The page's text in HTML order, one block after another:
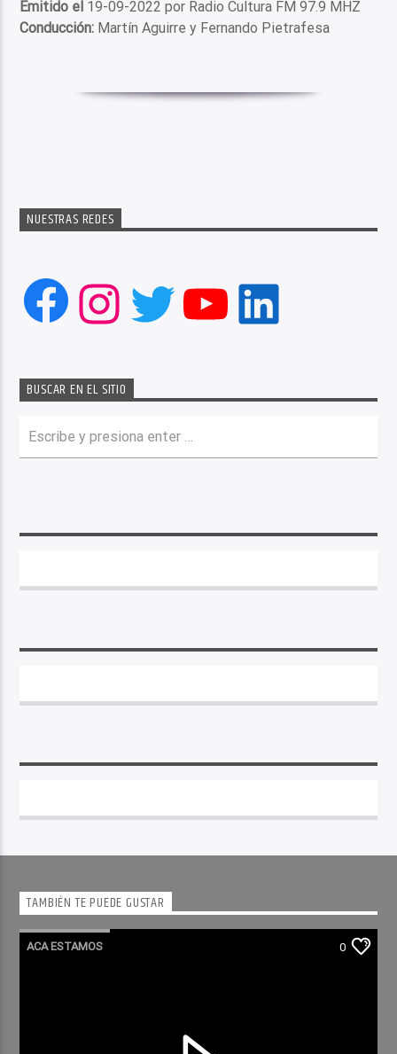
Emitido el 19-09-2022 por Radio Cultura FM 97.9 MHZ
Conducción: Martín Aguirre y Fernando Pietrafesa
NUESTRAS REDES
Facebook
Instagram
Twitter
YouTube
LinkedIn
BUSCAR EN EL SITIO
TAMBIÉN TE PUEDE GUSTAR
ACA ESTAMOS 0